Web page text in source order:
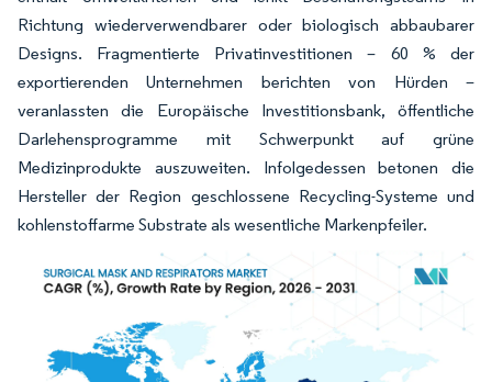
Richtung wiederverwendbarer oder biologisch abbaubarer
Designs. Fragmentierte Privatinvestitionen – 60 % der
exportierenden Unternehmen berichten von Hürden –
veranlassten die Europäische Investitionsbank, öffentliche
Darlehensprogramme mit Schwerpunkt auf grüne
Medizinprodukte auszuweiten. Infolgedessen betonen die
Hersteller der Region geschlossene Recycling-Systeme und
kohlenstoffarme Substrate als wesentliche Markenpfeiler.